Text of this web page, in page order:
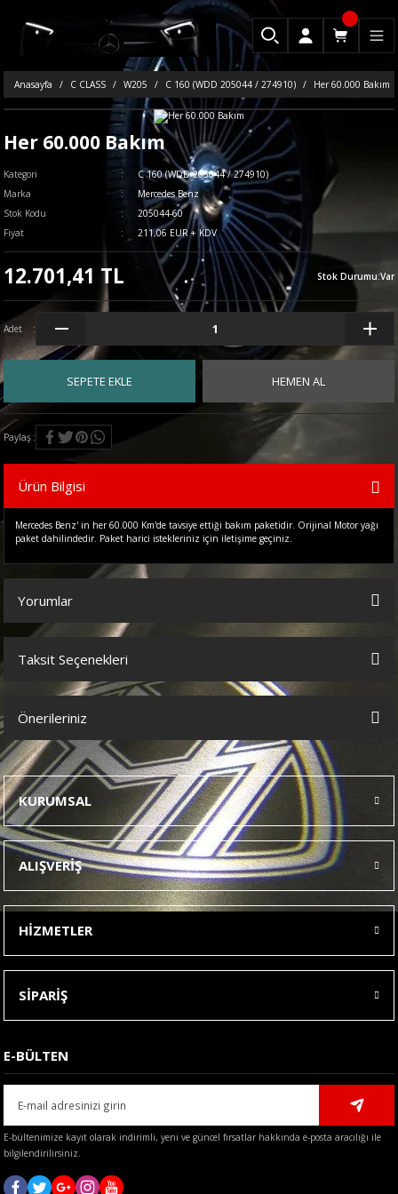
Anasayfa C CLASS W205 C 160 (WDD 205044 / 274910) Her 60.000 Bakım
Her 60.000 Bakım
Kategori
C 160 (WDD 205044 / 274910)
Marka
Mercedes Benz
Stok Kodu
205044-60
Fiyat
211,06 EUR + KDV
12.701,41 TL Stok Durumu:Var
Adet
SEPETE EKLE HEMEN AL
Paylaş
Ürün Bilgisi
Mercedes Benz' in her 60.000 Km'de tavsiye ettiği bakım paketidir. Orijinal Motor yağı
paket dahilindedir. Paket harici istekleriniz için iletişime geçiniz.
Yorumlar
Bu ürüne ilk yorumu siz yapın!
Taksit Seçenekleri
Önerileriniz
Bu ürünün fiyat bilgisi, resim, ürün açıklamalarında ve diğer
konularda yetersiz gördüğünüz noktaları öneri formunu kullanarak
tarafımıza iletebilirsiniz.
Görüş ve önerileriniz için teşekkür ederiz.
Ürün resmi kalitesiz, bozuk veya görüntülenemiyor.
Ürün açıklamasında eksik bilgiler bulunuyor.
Ürün bilgilerinde hatalar bulunuyor.
Ürün fiyatı diğer sitelerden daha pahalı.
Bu ürüne benzer farklı alternatifler olmalı.
Gönder
KURUMSAL
ALIŞVERİŞ
HİZMETLER
SİPARİŞ
E-BÜLTEN
E-bültenimize kayıt olarak indirimli, yeni ve güncel fırsatlar hakkında e-posta aracılığı ile
bilgilendirilirsiniz.